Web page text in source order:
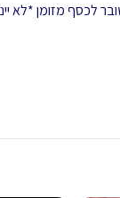
לכסף מזומן *לא